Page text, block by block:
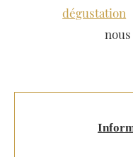
dégustation